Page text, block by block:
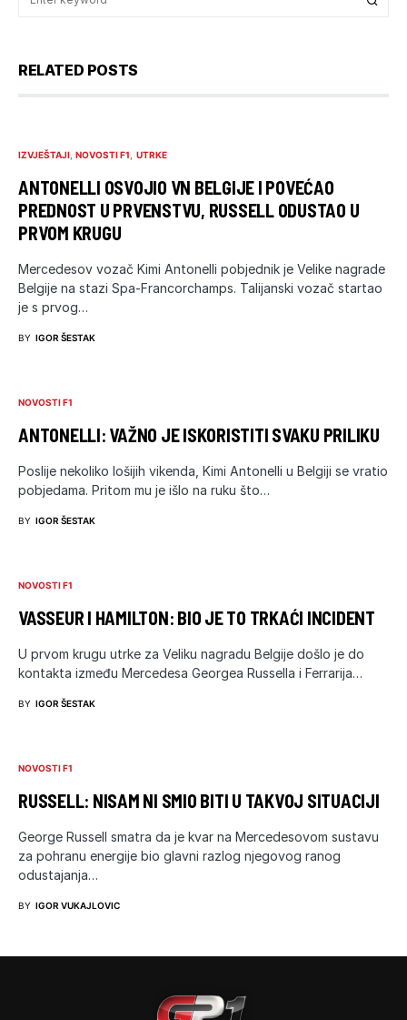
RELATED POSTS
IZVJEŠTAJI NOVOSTI F1 UTRKE
ANTONELLI OSVOJIO VN BELGIJE I POVEĆAO
PREDNOST U PRVENSTVU, RUSSELL ODUSTAO U
PRVOM KRUGU
Mercedesov vozač Kimi Antonelli pobjednik je Velike nagrade
Belgije na stazi Spa-Francorchamps. Talijanski vozač startao
je s prvog…
BY IGOR ŠESTAK
NOVOSTI F1
ANTONELLI: VAŽNO JE ISKORISTITI SVAKU PRILIKU
Poslije nekoliko lošijih vikenda, Kimi Antonelli u Belgiji se vratio
pobjedama. Pritom mu je išlo na ruku što…
BY IGOR ŠESTAK
NOVOSTI F1
VASSEUR I HAMILTON: BIO JE TO TRKAĆI INCIDENT
U prvom krugu utrke za Veliku nagradu Belgije došlo je do
kontakta između Mercedesa Georgea Russella i Ferrarija…
BY IGOR ŠESTAK
NOVOSTI F1
RUSSELL: NISAM NI SMIO BITI U TAKVOJ SITUACIJI
George Russell smatra da je kvar na Mercedesovom sustavu
za pohranu energije bio glavni razlog njegovog ranog
odustajanja…
BY IGOR VUKAJLOVIC